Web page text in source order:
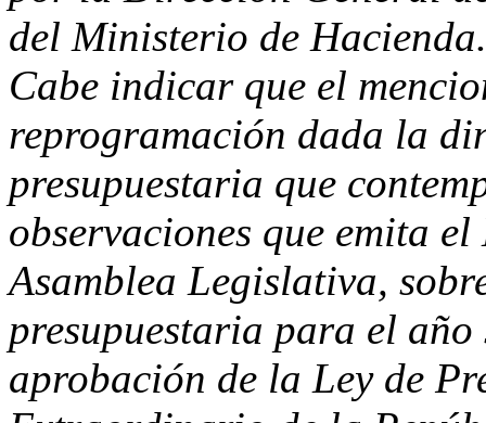
del Ministerio de Hacienda.
Cabe indicar que el
reprogramación dada la
presupuestaria que
observaciones que emita
Asamblea Legislativa,
presupuestaria para el
aprobación de la Ley de